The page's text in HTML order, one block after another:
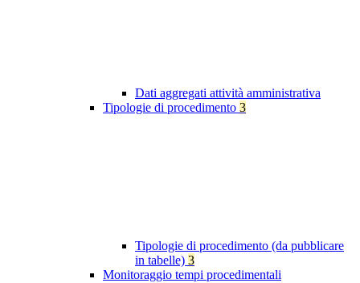
Dati aggregati attività amministrativa
Tipologie di procedimento 3
Tipologie di procedimento (da pubblicare
in tabelle) 3
Monitoraggio tempi procedimentali